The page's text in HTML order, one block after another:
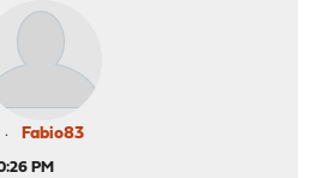
Fabio83
PM